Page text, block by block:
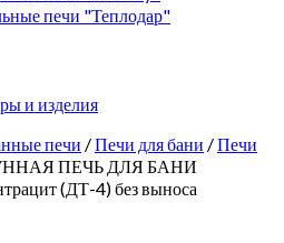
печи "Теплодар"
и изделия
печи /Печи для бани /Печи
ПЕЧЬ ДЛЯ БАНИ
(ДТ-4) без выноса